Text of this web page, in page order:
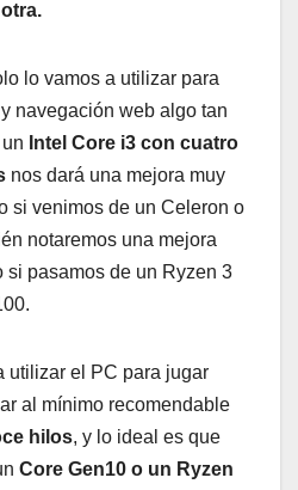
lo vamos a utilizar para
navegación web algo tan
Intel Core i3 con cuatro
nos dará una mejora muy
si venimos de un Celeron o
notaremos una mejora
si pasamos de un Ryzen 3
utilizar el PC para jugar
al mínimo recomendable
hilos, y lo ideal es que
Core Gen10 o un Ryzen